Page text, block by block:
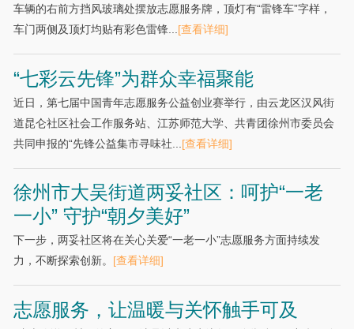
车辆的右前方挡风玻璃处摆放志愿服务牌，顶灯有“雷锋车”字样，
车门两侧及顶灯均贴有彩色雷锋... [查看详细]
“七彩云先锋”为群众幸福聚能
近日，第七届中国青年志愿服务公益创业赛举行，由云龙区汉风街
道昆仑社区社会工作服务站、江苏师范大学、共青团徐州市委员会
共同申报的“先锋公益集市寻味社... [查看详细]
徐州市大吴街道两妥社区：呵护“一老
一小” 守护“朝夕美好”
下一步，两妥社区将在关心关爱“一老一小”志愿服务方面持续发
力，不断探索创新。 [查看详细]
志愿服务，让温暖与关怀触手可及